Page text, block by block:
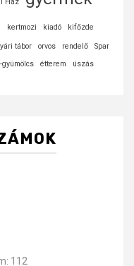
Ház
kertmozi kiadó kifőzde
tábor orvos rendelő Spar
gyümölcs étterem
úszás
112